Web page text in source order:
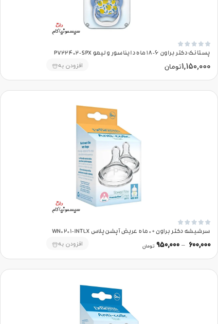





پستانک دکتر براون 6-18 ماه دایناسور و لیمو PV22402-SPX
1,150,000تومان افزودن به





سرشیشه دکتر براون +0 ماه عریض آپشن‌پلاس WN0201-INTLX
600,000
–
950,000 تومان افزودن به